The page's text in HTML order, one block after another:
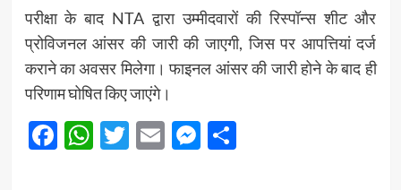
परीक्षा के बाद NTA द्वारा उम्मीदवारों की रिस्पॉन्स शीट और
प्रोविजनल आंसर की जारी की जाएगी, जिस पर आपत्तियां दर्ज
कराने का अवसर मिलेगा। फाइनल आंसर की जारी होने के बाद ही
परिणाम घोषित किए जाएंगे।
Facebook
WhatsApp
Twitter
EmailMessenger
Share